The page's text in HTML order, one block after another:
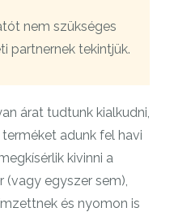
nem szükséges
partnernek tekintjük.
árat tudtunk kialkudni,
adunk fel havi
kivinni a
egyszer sem),
és nyomon is